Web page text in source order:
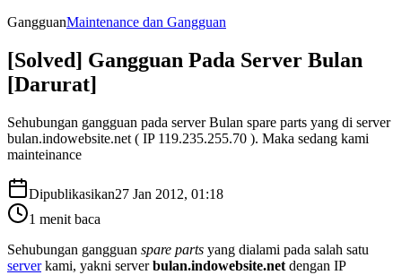
GangguanMaintenance dan Gangguan
[Solved] Gangguan Pada Server Bulan
[Darurat]
Sehubungan gangguan pada server Bulan spare parts yang di server
bulan.indowebsite.net ( IP 119.235.255.70 ). Maka sedang kami
mainteinance
Dipublikasikan27 Jan 2012, 01:18
1 menit baca
Sehubungan gangguan spare parts yang dialami pada salah satu
serverkami, yakni serverbulan.indowebsite.net dengan IP